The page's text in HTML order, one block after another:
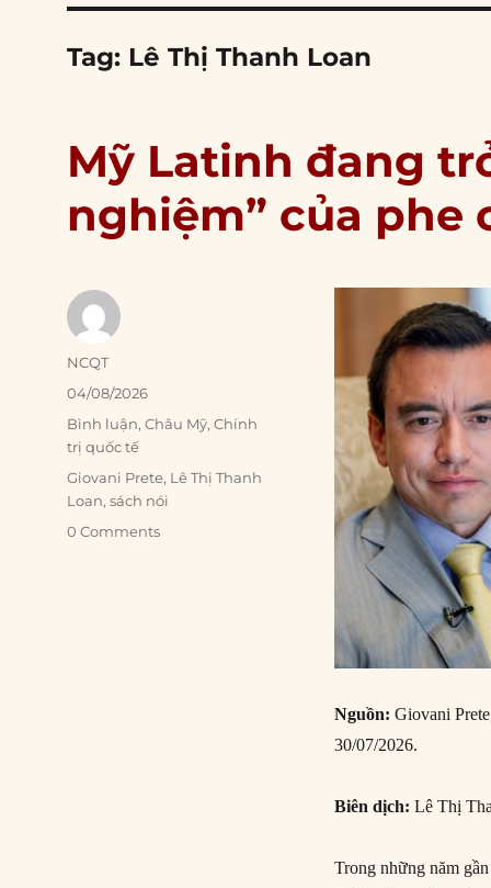
Tag: Lê Thị Thanh Loan
Mỹ Latinh đang
nghiệm” của phe
Nguồn:Giovani
30/07/2026.
Biên dịch:Lê Thị
Trong những năm
Author
NCQT
Posted
on
04/08/2026
Categories
Bình luận,Châu Mỹ,Chính
trị quốc tế
Tags
Giovani Prete, Lê Thị Thanh
Loan,sách nói
0 Comments